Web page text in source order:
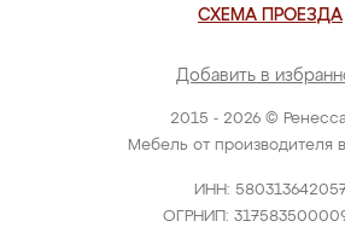
2015 - 2026 ©
Мебель от производителя
ИНН:
ОГРНИП:
СХЕМА ПРОЕЗДА
Добавить в